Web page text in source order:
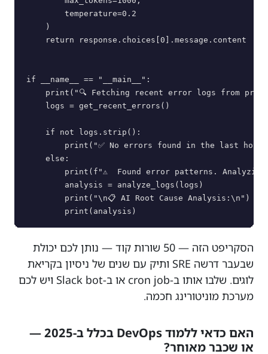
        temperature=0.2
    )
    return response.choices[0].message.content
if __name__ == "__main__":
print("🔍 Fetching recent error logs from
    logs = get_recent_errors()
    if not logs.strip():
print("✅ No errors found in the last
    else:
print(f"⚠️  Found error patterns.
        analysis = analyze_logs(logs)
        print("\n📋 AI Root Cause Analysis:\n")
הסקריפט הזה — 50 שורות קוד — נותן לכם יכולת
שבעבר דרשה SRE ותיק עם שנים של ניסיון בקריאת
לוגים. שלבו אותו ב-cron job או ב-Slack bot ויש לכם
מערכת מוניטורינג חכמה.
האם כדאי ללמוד DevOps בכלל ב-2025 —
או שכבר מאוחר?